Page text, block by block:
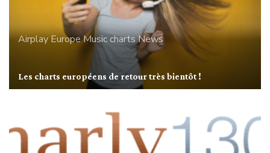
AirplayEuropeMusic chartsNews
Les charts européens de retour très bientôt !